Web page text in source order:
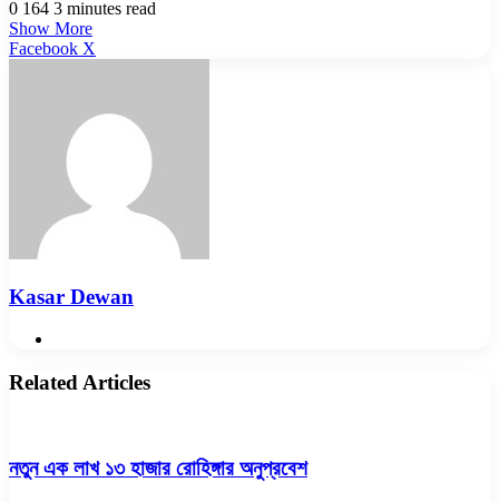
0 164 3 minutes read
Show More
Facebook X
Kasar Dewan
Related Articles
নতুন এক লাখ ১৩ হাজার রোহিঙ্গার অনুপ্রবেশ